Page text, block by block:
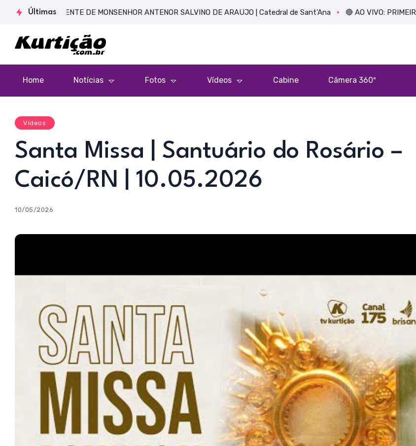
Últimas
PRESENTE DE MONSENHOR ANTENOR SALVINO DE ARAÚJO | Catedral de Sant’Ana 🔴 AO VIVO: PRIMEIRA
Home Notícias Fotos Vídeos Cabine Câmera 360º
Vídeos
Santa Missa | Santuário do Rosário –
Caicó/RN | 10.05.2026
10/05/2026